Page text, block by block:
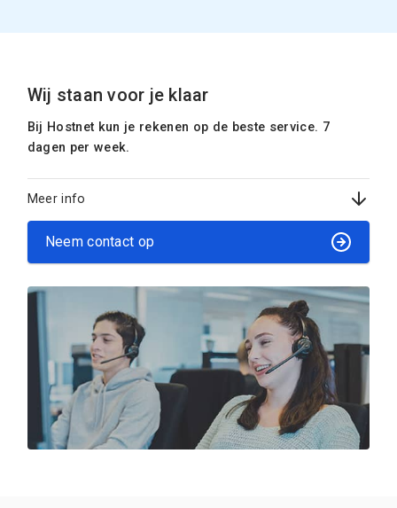
Wij staan voor je klaar
Bij Hostnet kun je rekenen op de beste service. 7
dagen per week.
Meer info
Neem contact op